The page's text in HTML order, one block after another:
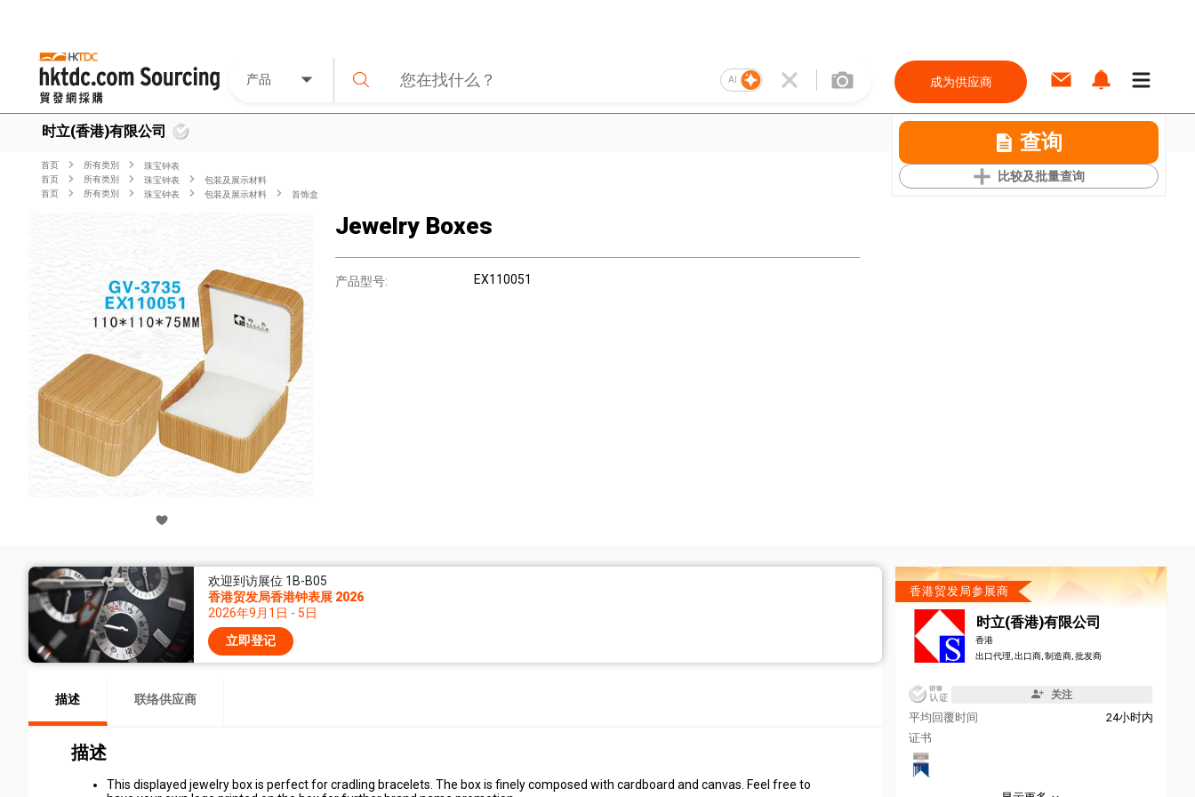
产品 AI 成为供应商
时立(香港)有限公司 查询
比较及批量查询
首页 所有类別
珠宝钟表
首页
所有类別 珠宝钟表
包装及展示材料
首页
所有类別 珠宝钟表 包装及展示材料 首饰盒
Jewelry Boxes
产品型号: EX110051
欢迎到访展位 1B-B05
香港贸发局香港钟表展 2026
2026年9月1日 - 5日
立即登记
描述 联络供应商
描述
This displayed jewelry box is perfect for cradling bracelets. The box is finely composed with cardboard and canvas. Feel free to
香港贸发局参展商
时立(香港)有限公司
香港
出口代理, 出口商, 制造商, 批发商
关注
平均回覆时间
24小时内
证书